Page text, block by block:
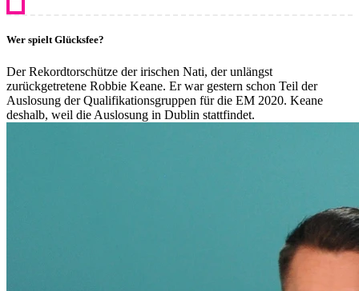
Wer spielt Glücksfee?
Der Rekordtorschütze der irischen Nati, der unlängst
zurückgetretene Robbie Keane. Er war gestern schon Teil der
Auslosung der Qualifikationsgruppen für die EM 2020. Keane
deshalb, weil die Auslosung in Dublin stattfindet.